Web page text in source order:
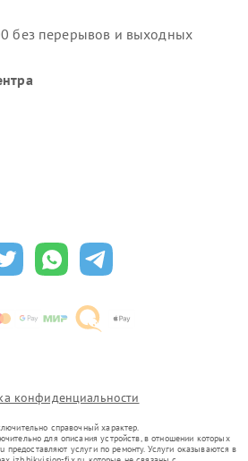
без перерывов и выходных
конфиденциальности
справочный характер.
для описания устройств, в отношении которых
услуги по ремонту. Услуги оказываются в